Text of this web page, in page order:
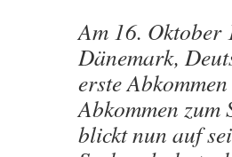
Am 16. Oktober
Dänemark,
erste
Abkommen zum
blickt nun auf